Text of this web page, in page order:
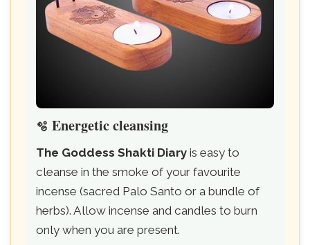
🫧 Energetic cleansing
The Goddess Shakti Diary is easy to
cleanse in the smoke of your favourite
incense (sacred Palo Santo or a bundle of
herbs). Allow incense and candles to burn
only when you are present.